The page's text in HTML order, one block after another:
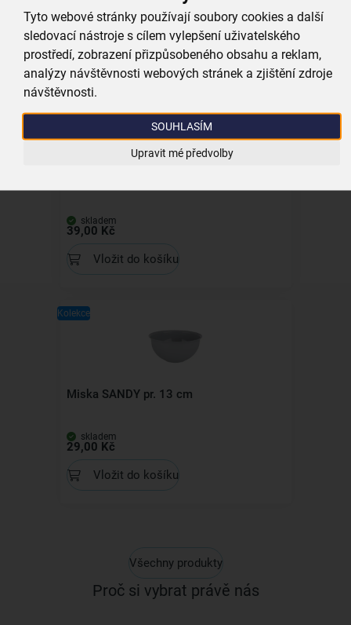
Tyto webové stránky používají soubory cookies a další
sledovací nástroje s cílem vylepšení uživatelského
prostředí, zobrazení přizpůsobeného obsahu a reklam,
analýzy návštěvnosti webových stránek a zjištění zdroje
návštěvnosti.
SOUHLASÍM
Upravit mé předvolby
49,00 Kč
Vložit do košíku
Kolekce
skladem
39,00 Kč
Vložit do košíku
Kolekce
Miska SANDY pr. 13 cm
skladem
29,00 Kč
Vložit do košíku
Všechny produkty
Proč si vybrat právě nás